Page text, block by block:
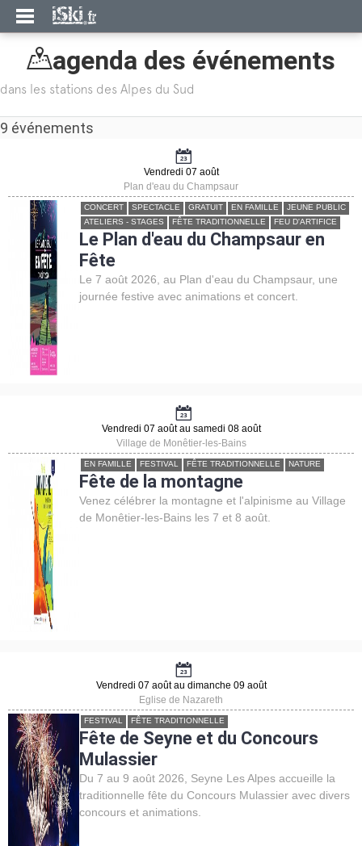
agenda des événements
dans les stations des Alpes du Sud
9 événements
Vendredi 07 août
Plan d'eau du Champsaur
CONCERT SPECTACLE GRATUIT EN FAMILLE
JEUNE PUBLIC
ATELIERS - STAGES
FÊTE TRADITIONNELLE FEU D'ARTIFICE
Le Plan d'eau du Champsaur en
Fête
Le 7 août 2026, au Plan d'eau du Champsaur, une
journée festive avec animations et concert.
Vendredi 07 août au samedi 08 août
Village de Monêtier-les-Bains
EN FAMILLE FESTIVAL FÊTE TRADITIONNELLE NATURE
Fête de la montagne
Venez célébrer la montagne et l'alpinisme au Village
de Monêtier-les-Bains les 7 et 8 août.
Vendredi 07 août au dimanche 09 août
Eglise de Nazareth
FESTIVAL FÊTE TRADITIONNELLE
Fête de Seyne et du Concours
Mulassier
Du 7 au 9 août 2026, Seyne Les Alpes accueille la
traditionnelle fête du Concours Mulassier avec divers
concours et animations.